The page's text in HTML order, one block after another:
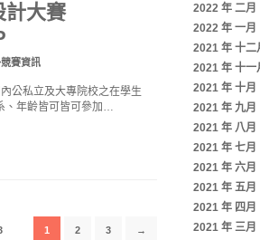
計大賽
賽資訊
公私立及大專院校之在學生
、年齡皆可皆可參加…
1 2 3 →
2022 年 二月
2022 年 一月
2021 年 十二
2021 年 十一
2021 年 十月
2021 年 九月
2021 年 八月
2021 年 七月
2021 年 六月
2021 年 五月
2021 年 四月
2021 年 三月